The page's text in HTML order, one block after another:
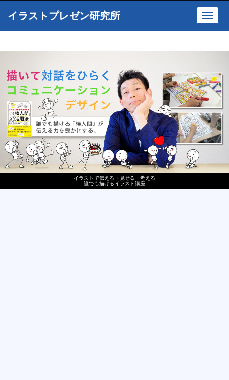
イラストで伝える・見せる・考える
誰でも描けるイラスト講座
イラストプレゼン研究所